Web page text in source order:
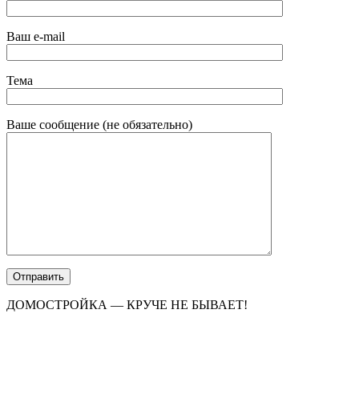
Ваш e-mail
Тема
Ваше сообщение (не обязательно)
ДОМОСТРОЙКА — КРУЧЕ НЕ БЫВАЕТ!